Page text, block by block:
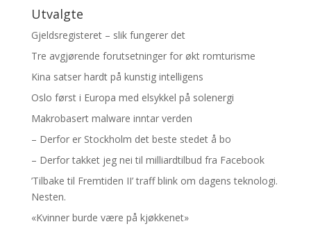
Utvalgte
Gjeldsregisteret – slik fungerer det
Tre avgjørende forutsetninger for økt romturisme
Kina satser hardt på kunstig intelligens
Oslo først i Europa med elsykkel på solenergi
Makrobasert malware inntar verden
– Derfor er Stockholm det beste stedet å bo
– Derfor takket jeg nei til milliardtilbud fra Facebook
’Tilbake til Fremtiden II’ traff blink om dagens teknologi.
Nesten.
«Kvinner burde være på kjøkkenet»